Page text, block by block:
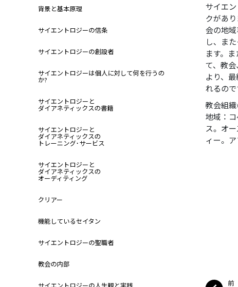
サイエ
クがあ
会の地
し、ま
ます。
て、教
より、
れるので
教会組
地域：
ス。オ
ィー。
前
背景と基本原理
サイエントロジーの信条
サイエントロジーの創設者
サイエントロジーは個人に対して何を行うの
か?
サイエントロジーと
ダイアネティックスの書籍
サイエントロジーと
ダイアネティックスの
トレーニング･サービス
サイエントロジーと
ダイアネティックスの
オーディティング
クリアー
機能しているセイタン
サイエントロジーの聖職者
教会の内部